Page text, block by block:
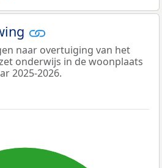
naar overtuiging van het
onderwijs in de woonplaats
2025-2026.